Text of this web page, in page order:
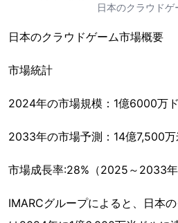
日本のクラウドゲ
日本のクラウドゲーム市場概要
市場統計
2024年の市場規模：1億6000万
2033年の市場予測：14億7,500
市場成長率:28%（2025～2033年
IMARCグループによると、日本